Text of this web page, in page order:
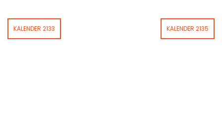
KALENDER 2133 KALENDER 2135